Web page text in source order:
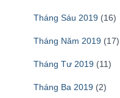
Tháng Sáu 2019 (16)
Tháng Năm 2019 (17)
Tháng Tư 2019 (11)
Tháng Ba 2019 (2)